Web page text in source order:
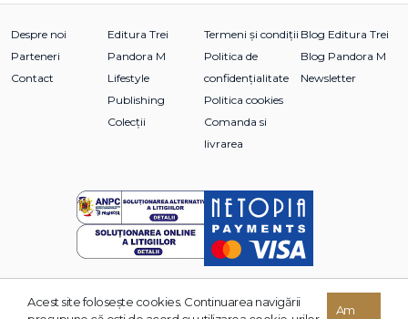
Despre noi
Parteneri
Contact
Editura Trei
Pandora M
Lifestyle
Publishing
Colecții
Termeni și condiții
Politica de
confidențialitate
Politica cookies
Comanda si
livrarea
Blog Editura Trei
Blog Pandora M
Newsletter
© 2026 Grupul Editorial TREI. Toate drepturile rezervate.
Acest site foloseşte cookies. Continuarea navigării
Am